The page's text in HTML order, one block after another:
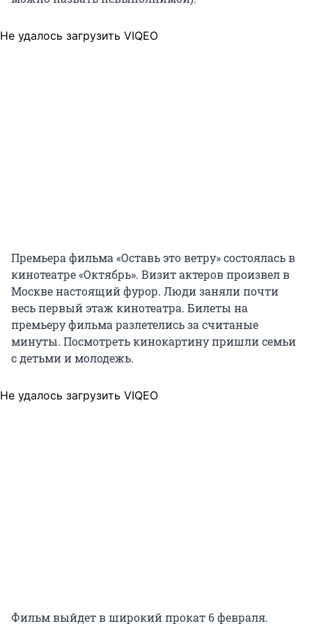
Не удалось загрузить VIQEO
Премьера фильма «Оставь это ветру» состоялась в
кинотеатре «Октябрь». Визит актеров произвел в
Москве настоящий фурор. Люди заняли почти
весь первый этаж кинотеатра. Билеты на
премьеру фильма разлетелись за считаные
минуты. Посмотреть кинокартину пришли семьи
с детьми и молодежь.
Не удалось загрузить VIQEO
Фильм выйдет в широкий прокат 6 февраля.